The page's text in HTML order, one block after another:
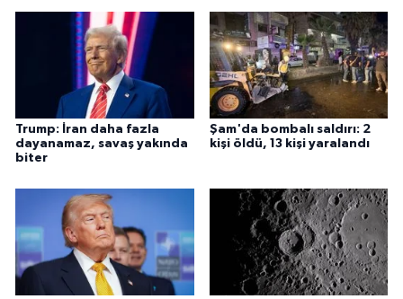
Trump: İran daha fazla
dayanamaz, savaş yakında
biter
Şam'da bombalı saldırı: 2
kişi öldü, 13 kişi yaralandı